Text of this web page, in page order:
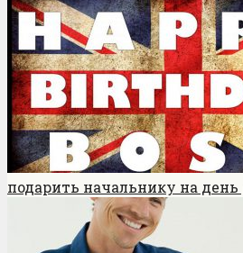
подарить начальнику на